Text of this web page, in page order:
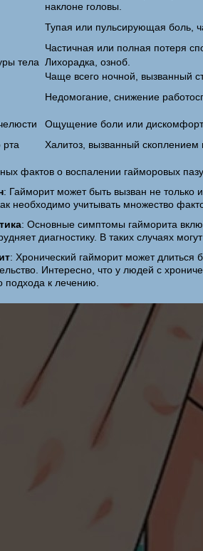
наклоне головы.
Тупая или пульсирующая боль,
Частичная или полная потеря
тела
Лихорадка, озноб.
Чаще всего ночной, вызванный
Недомогание, снижение
Ощущение боли или
рта
Халитоз, вызванный скоплением
фактов о воспалении гайморовых
: Гайморит может быть вызван не только
необходимо учитывать множество
: Основные симптомы гайморита
диагностику. В таких случаях
: Хронический гайморит может длиться
Интересно, что у людей с
подхода к лечению.